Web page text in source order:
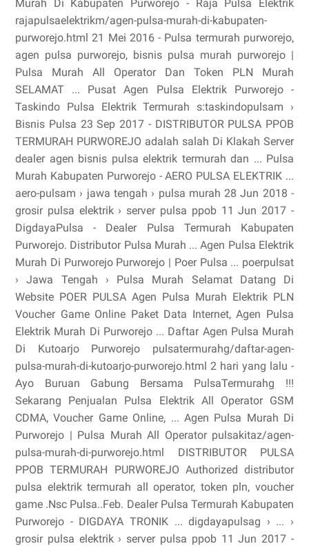
Murah Di Kabupaten Purworejo - Raja Pulsa Elektrik
rajapulsaelektrikm/agen-pulsa-murah-di-kabupaten-
purworejo.html 21 Mei 2016 - Pulsa termurah purworejo,
agen pulsa purworejo, bisnis pulsa murah purworejo |
Pulsa Murah All Operator Dan Token PLN Murah
SELAMAT ... Pusat Agen Pulsa Elektrik Purworejo -
Taskindo Pulsa Elektrik Termurah s:taskindopulsam ›
Bisnis Pulsa 23 Sep 2017 - DISTRIBUTOR PULSA PPOB
TERMURAH PURWOREJO adalah salah Di Klakah Server
dealer agen bisnis pulsa elektrik termurah dan ... Pulsa
Murah Kabupaten Purworejo - AERO PULSA ELEKTRIK ...
aero-pulsam › jawa tengah › pulsa murah 28 Jun 2018 -
grosir pulsa elektrik › server pulsa ppob 11 Jun 2017 -
DigdayaPulsa - Dealer Pulsa Termurah Kabupaten
Purworejo. Distributor Pulsa Murah ... Agen Pulsa Elektrik
Murah Di Purworejo Purworejo | Poer Pulsa ... poerpulsat
› Jawa Tengah › Pulsa Murah Selamat Datang Di
Website POER PULSA Agen Pulsa Murah Elektrik PLN
Voucher Game Online Paket Data Internet, Agen Pulsa
Elektrik Murah Di Purworejo ... Daftar Agen Pulsa Murah
Di Kutoarjo Purworejo pulsatermurahg/daftar-agen-
pulsa-murah-di-kutoarjo-purworejo.html 2 hari yang lalu -
Ayo Buruan Gabung Bersama PulsaTermurahg !!!
Sekarang Penjualan Pulsa Elektrik All Operator GSM
CDMA, Voucher Game Online, ... Agen Pulsa Murah Di
Purworejo | Pulsa Murah All Operator pulsakitaz/agen-
pulsa-murah-di-purworejo.html DISTRIBUTOR PULSA
PPOB TERMURAH PURWOREJO Authorized distributor
pulsa elektrik termurah all operator, token pln, voucher
game .Nsc Pulsa..Feb. Dealer Pulsa Termurah Kabupaten
Purworejo - DIGDAYA TRONIK ... digdayapulsag › ... ›
grosir pulsa elektrik › server pulsa ppob 11 Jun 2017 -